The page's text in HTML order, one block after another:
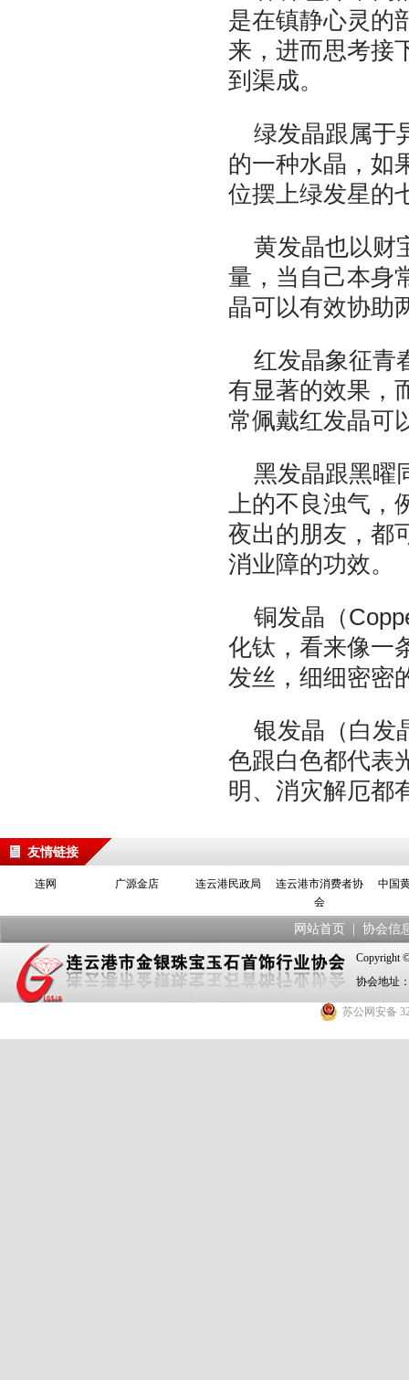
是在镇静心灵的
来，进而思考接
到渠成。
绿发晶跟属于
的一种水晶，如
位摆上绿发星的
黄发晶也以财
量，当自己本身
晶可以有效协助
红发晶象征青
有显著的效果，
常佩戴红发晶可
黑发晶跟黑曜
上的不良浊气
夜出的朋友，都
消业障的功效。
铜发晶（
化钛，看来像一
发丝，细细密密
银发晶（白发
色跟白色都代表
明、消灾解厄都
友情链接
连网 广源金店 连云港民政局
连云港市消费者协
会
中国
网站首页 协会信
Copyright
协会地址
苏公网安备